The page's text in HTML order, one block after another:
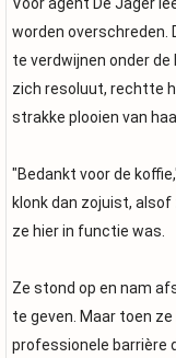
worden overschreden.
te verdwijnen onder
zich resoluut, rechtte
strakke plooien van
"Bedankt voor de
klonk dan zojuist,
ze hier in functie was.
Ze stond op en nam
te geven. Maar toen
professionele barrière